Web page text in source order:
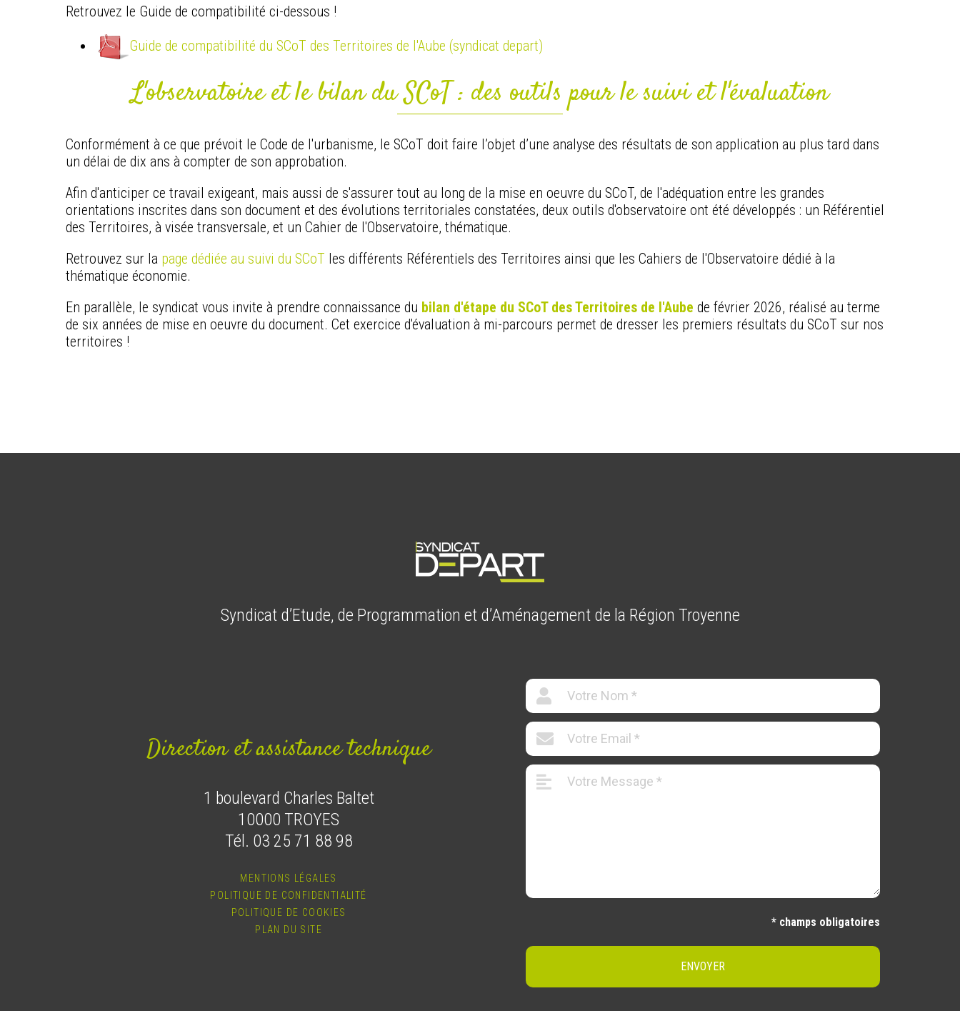
Retrouvez le Guide de compatibilité ci-dessous !
Guide de compatibilité du SCoT des Territoires de l'Aube (syndicat depart)
L'observatoire et le bilan du SCoT : des outils pour le suivi et l'évaluation
Conformément à ce que prévoit le Code de l'urbanisme, le SCoT doit faire l’objet d’une analyse des résultats de son application au plus tard dans
un délai de dix ans à compter de son approbation.
Afin d'anticiper ce travail exigeant, mais aussi de s'assurer tout au long de la mise en oeuvre du SCoT, de l'adéquation entre les grandes
orientations inscrites dans son document et des évolutions territoriales constatées, deux outils d'observatoire ont été développés : un Référentiel
des Territoires, à visée transversale, et un Cahier de l'Observatoire, thématique.
Retrouvez sur la page dédiée au suivi du SCoT les différents Référentiels des Territoires ainsi que les Cahiers de l'Observatoire dédié à la
thématique économie.
En parallèle, le syndicat vous invite à prendre connaissance du bilan d'étape du SCoT des Territoires de l'Aube de février 2026, réalisé au terme
de six années de mise en oeuvre du document. Cet exercice d'évaluation à mi-parcours permet de dresser les premiers résultats du SCoT sur nos
territoires !
Syndicat d’Etude, de Programmation et d’Aménagement de la Région Troyenne
Direction et assistance technique
1 boulevard Charles Baltet
10000 TROYES
Tél. 03 25 71 88 98
MENTIONS LÉGALES
POLITIQUE DE CONFIDENTIALITÉ
POLITIQUE DE COOKIES
PLAN DU SITE
* champs obligatoires
ENVOYER